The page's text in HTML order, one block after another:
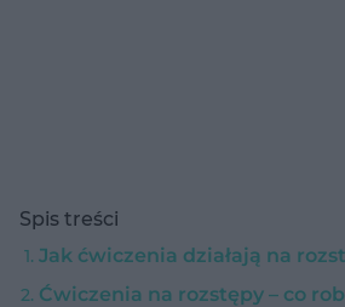
Spis treści
Jak ćwiczenia działają na
Ćwiczenia na rozstępy – co